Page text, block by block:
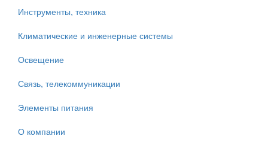
Инструменты, техника
Климатические и инженерные системы
Освещение
Связь, телекоммуникации
Элементы питания
О компании